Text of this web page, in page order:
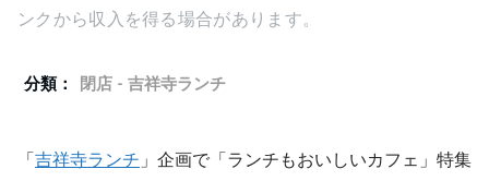
ンクから収入を得る場合があります。
分類： 閉店 - 吉祥寺ランチ
「 吉祥寺ランチ 」企画で「ランチもおいしいカフェ」特集